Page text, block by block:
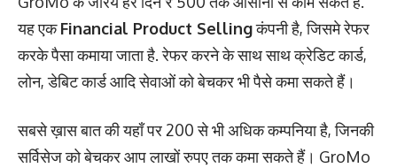
यह एकFinancial Product Sellingकंपनी है, जिसमे रेफर
करके पैसा कमाया जाता है. रेफर करने के साथ साथ क्रेडिट कार्ड,
लोन, डेबिट कार्ड आदि सेवाओं को बेचकर भी पैसे कमा सकते हैं।
सबसे ख़ास बात की यहाँ पर 200 से भी अधिक कम्पनिया है, जिनकी
सर्विसेज को बेचकर आप लाखों रुपए तक कमा सकते हैं। GroMo